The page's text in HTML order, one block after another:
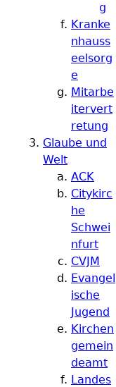
g
Kranke
nhauss
eelsorg
e
Mitarbe
itervert
retung
Glaube und
Welt
ACK
Citykirc
he
Schwei
nfurt
CVJM
Evangel
ische
Jugend
Kirchen
gemein
deamt
Landes